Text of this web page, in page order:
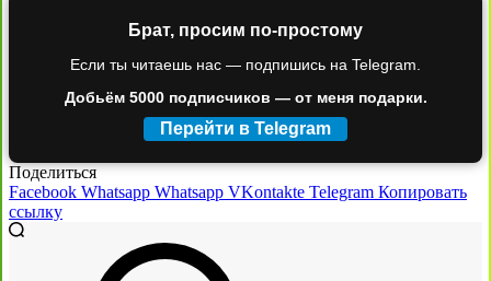
Брат, просим по-простому
Если ты читаешь нас — подпишись на Telegram.
Добьём 5000 подписчиков — от меня подарки.
Перейти в Telegram
Поделиться
Facebook Whatsapp Whatsapp VKontakte Telegram Копировать
ссылку